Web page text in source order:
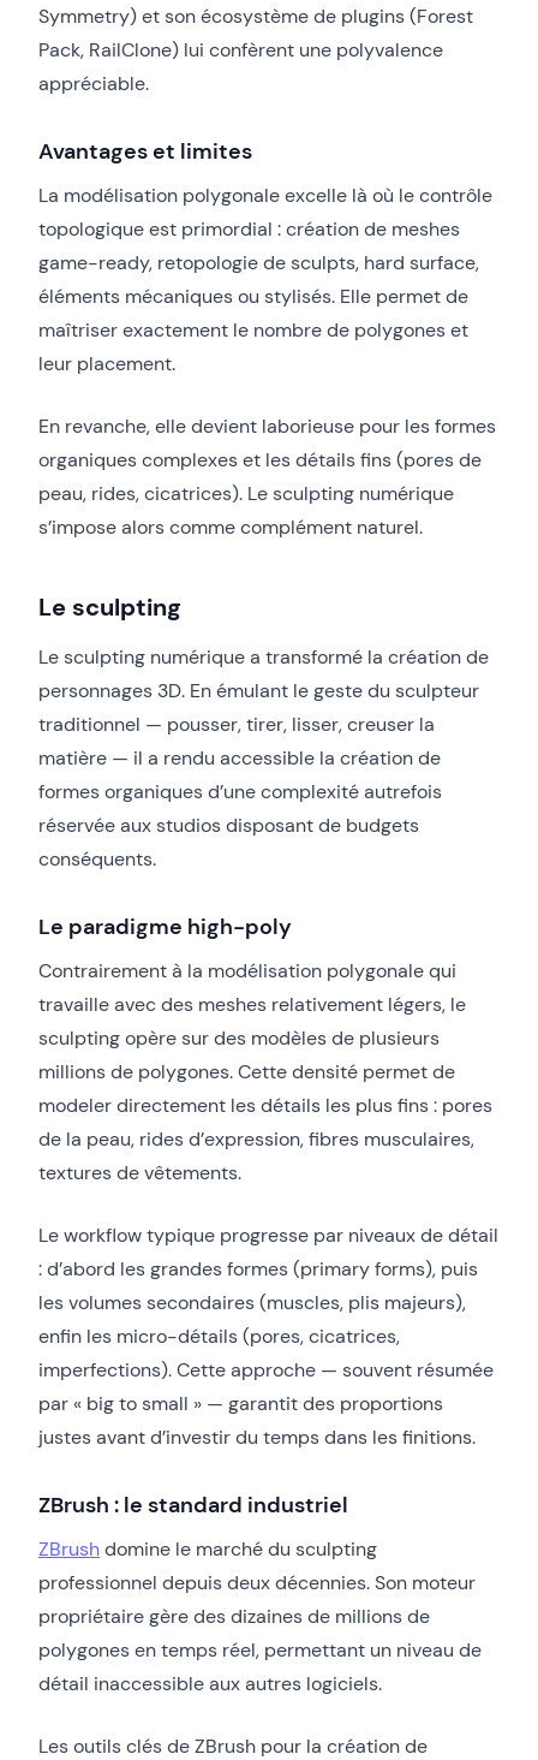
Symmetry) et son écosystème de plugins (Forest
Pack, RailClone) lui confèrent une polyvalence
appréciable.
Avantages et limites
La modélisation polygonale excelle là où le contrôle
topologique est primordial : création de meshes
game-ready, retopologie de sculpts, hard surface,
éléments mécaniques ou stylisés. Elle permet de
maîtriser exactement le nombre de polygones et
leur placement.
En revanche, elle devient laborieuse pour les formes
organiques complexes et les détails fins (pores de
peau, rides, cicatrices). Le sculpting numérique
s’impose alors comme complément naturel.
Le sculpting
Le sculpting numérique a transformé la création de
personnages 3D. En émulant le geste du sculpteur
traditionnel — pousser, tirer, lisser, creuser la
matière — il a rendu accessible la création de
formes organiques d’une complexité autrefois
réservée aux studios disposant de budgets
conséquents.
Le paradigme high-poly
Contrairement à la modélisation polygonale qui
travaille avec des meshes relativement légers, le
sculpting opère sur des modèles de plusieurs
millions de polygones. Cette densité permet de
modeler directement les détails les plus fins : pores
de la peau, rides d’expression, fibres musculaires,
textures de vêtements.
Le workflow typique progresse par niveaux de détail
: d’abord les grandes formes (primary forms), puis
les volumes secondaires (muscles, plis majeurs),
enfin les micro-détails (pores, cicatrices,
imperfections). Cette approche — souvent résumée
par « big to small » — garantit des proportions
justes avant d’investir du temps dans les finitions.
ZBrush : le standard industriel
ZBrushdomine le marché du sculpting
professionnel depuis deux décennies. Son moteur
propriétaire gère des dizaines de millions de
polygones en temps réel, permettant un niveau de
détail inaccessible aux autres logiciels.
Les outils clés de ZBrush pour la création de